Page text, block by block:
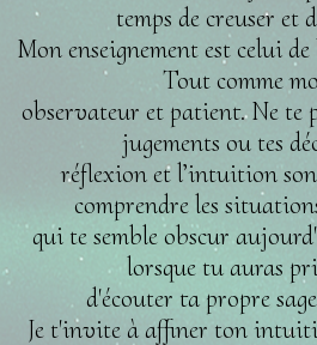
temps de creuser et
Mon enseignement est celui de
Tout comme
observateur et patient. Ne te
jugements ou tes
réflexion et l’intuition
comprendre les
qui te semble obscur
lorsque tu auras
d'écouter ta propre
Je t'invite à affiner ton